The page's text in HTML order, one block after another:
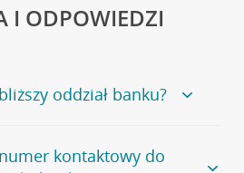
I ODPOWIEDZI
oddział banku?
banku, zapraszamy na
, na której znajduje się
kontaktowy do